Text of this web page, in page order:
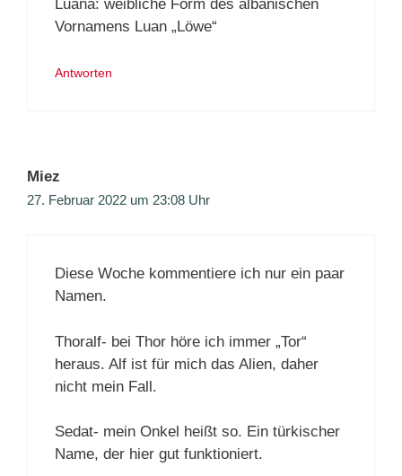
Luana: weibliche Form des albanischen
Vornamens Luan „Löwe“
Antworten
Miez
27. Februar 2022 um 23:08 Uhr
Diese Woche kommentiere ich nur ein paar
Namen.
Thoralf- bei Thor höre ich immer „Tor“
heraus. Alf ist für mich das Alien, daher
nicht mein Fall.
Sedat- mein Onkel heißt so. Ein türkischer
Name, der hier gut funktioniert.